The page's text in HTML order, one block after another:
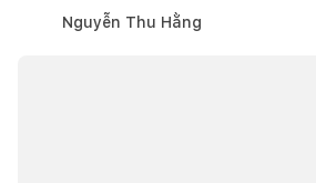
Nguyễn Thu Hằng